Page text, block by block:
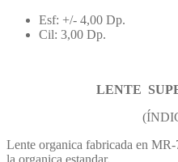
Esf: +/- 4,00 Dp.
Cil: 3,00 Dp.
LENTE
Lente organica fabricada en
la organica estandar.